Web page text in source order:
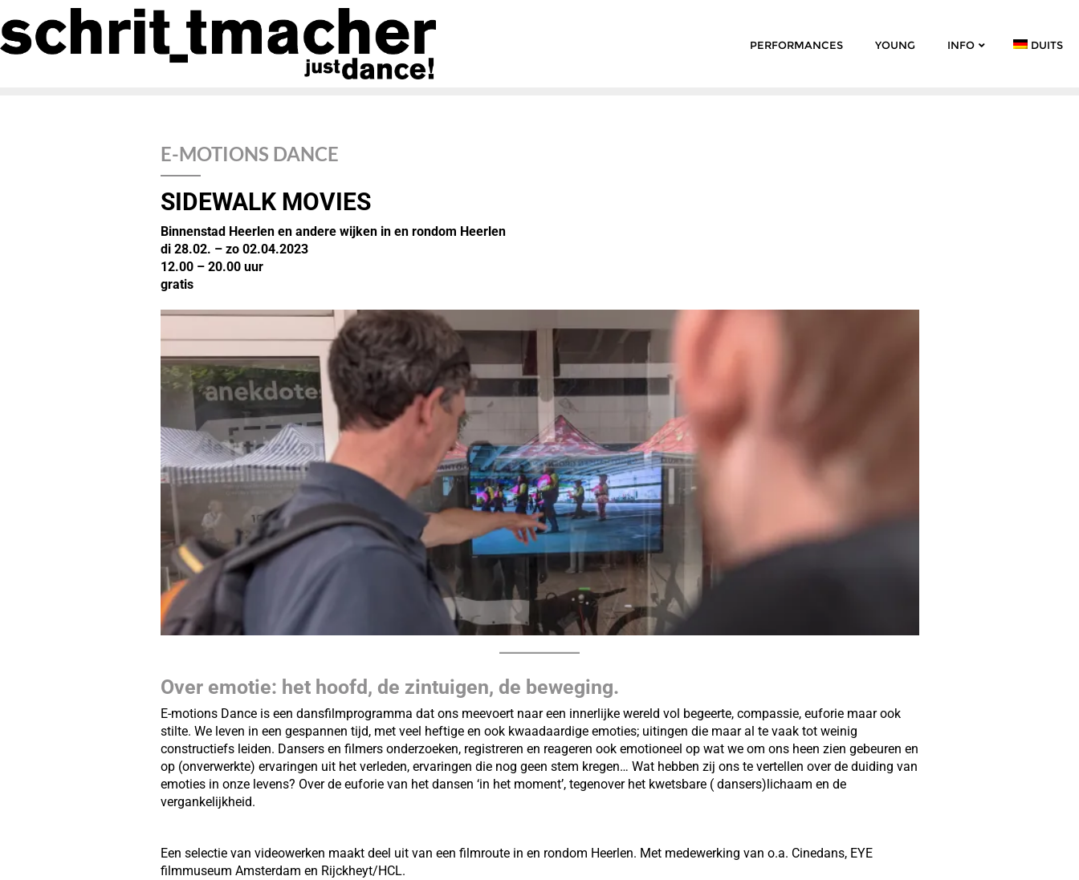
PERFORMANCES YOUNG INFO DUITS
E-MOTIONS DANCE
SIDEWALK MOVIES
Binnenstad Heerlen en andere wijken in en rondom Heerlen
di 28.02. – zo 02.04.2023
12.00 – 20.00 uur
gratis
Over emotie: het hoofd, de zintuigen, de beweging.
E-motions Dance is een dansfilmprogramma dat ons meevoert naar een innerlijke wereld vol begeerte, compassie, euforie maar ook
stilte. We leven in een gespannen tijd, met veel heftige en ook kwaadaardige emoties; uitingen die maar al te vaak tot weinig
constructiefs leiden. Dansers en filmers onderzoeken, registreren en reageren ook emotioneel op wat we om ons heen zien gebeuren en
op (onverwerkte) ervaringen uit het verleden, ervaringen die nog geen stem kregen… Wat hebben zij ons te vertellen over de duiding van
emoties in onze levens? Over de euforie van het dansen ‘in het moment’, tegenover het kwetsbare ( dansers)lichaam en de
vergankelijkheid.
Een selectie van videowerken maakt deel uit van een filmroute in en rondom Heerlen. Met medewerking van o.a. Cinedans, EYE
filmmuseum Amsterdam en Rijckheyt/HCL.